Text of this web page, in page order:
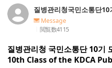
질병관리청국민소통단10
Message
閲覧数4115
질병관리청 국민소통단 10
10th Class of the KDCA